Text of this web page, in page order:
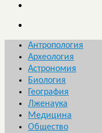
Антропология
Археология
Астрономия
Биология
География
Лженаука
Медицина
Общество